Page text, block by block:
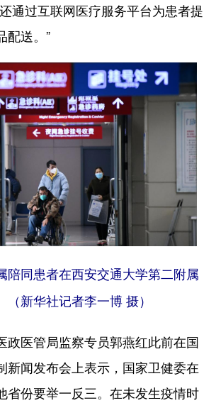
通过互联网医疗服务平台为患者提
配送。”
同患者在西安交通大学第二附属
（ 新华社记者李一博 摄）
医管局监察专员郭燕红此前在国
新闻发布会上表示，国家卫健委在
省份要举一反三。在未发生疫情时